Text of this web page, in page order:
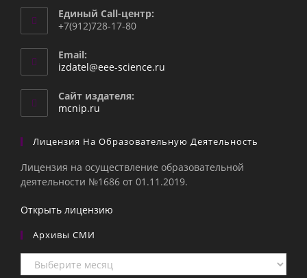
Единый Call-центр:
+7(912)728-17-80
Email:
izdatel@eee-science.ru
Сайт издателя:
mcnip.ru
Лицензия На Образовательную Деятельность
Лицензия на осуществление образовательной
деятельности №1686 от 01.11.2019.
Открыть лицензию
Архивы СМИ
Архивы
СМИ